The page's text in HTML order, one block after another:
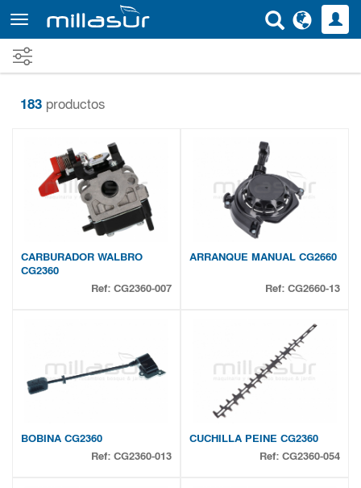
contenido
principal
183 productos
CARBURADOR WALBRO
CG2360
Ref: CG2360-007
ARRANQUE MANUAL CG2660
Ref: CG2660-13
BOBINA CG2360
Ref: CG2360-013
CUCHILLA PEINE CG2360
Ref: CG2360-054